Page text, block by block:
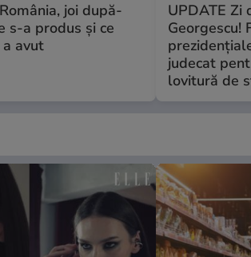
joi după-
s-a produs și ce
avut
UPDATE Zi
Georgescu!
judecat
lovitură de